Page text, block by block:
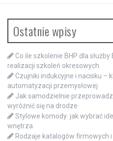
Ostatnie wpisy
Co ile szkolenie BHP dla
realizacji szkoleń okresowych
Czujniki indukcyjne i nacisku –
automatyzacji przemysłowej
Jak samodzielnie
wyróżnić się na drodze
Stylowe komody: jak wybrać
wnętrza
Rodzaje katalogów firmowych